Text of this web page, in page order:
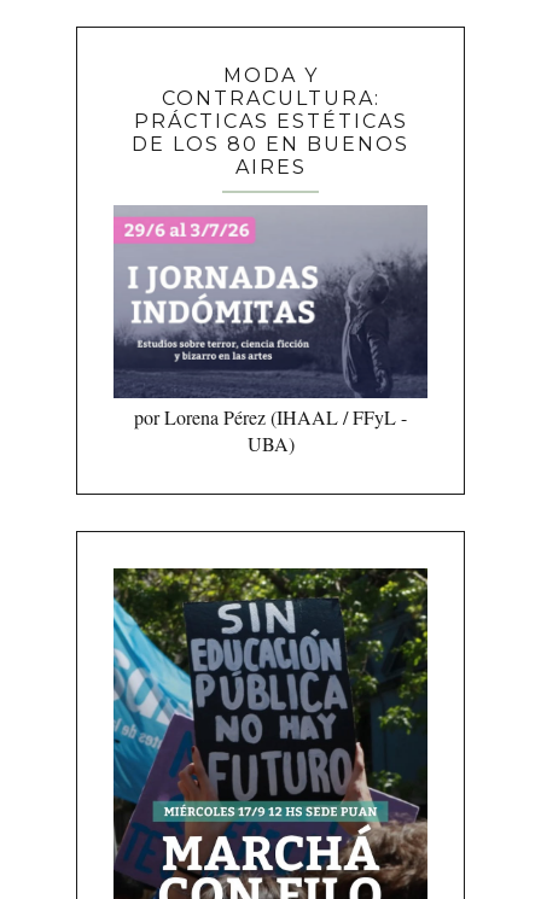
MODA Y
CONTRACULTURA:
PRÁCTICAS ESTÉTICAS
DE LOS 80 EN BUENOS
AIRES
por Lorena Pérez (IHAAL / FFyL -
UBA)